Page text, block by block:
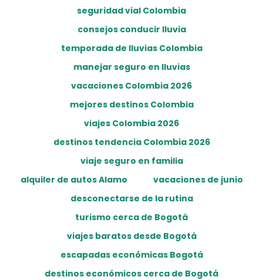
seguridad vial Colombia
consejos conducir lluvia
temporada de lluvias Colombia
manejar seguro en lluvias
vacaciones Colombia 2026
mejores destinos Colombia
viajes Colombia 2026
destinos tendencia Colombia 2026
viaje seguro en familia
alquiler de autos Alamo
vacaciones de junio
desconectarse de la rutina
turismo cerca de Bogotá
viajes baratos desde Bogotá
escapadas económicas Bogotá
destinos económicos cerca de Bogotá